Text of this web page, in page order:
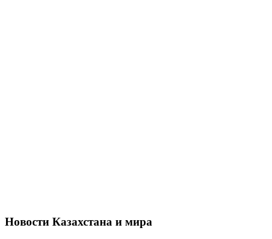
Новости Казахстана и мира